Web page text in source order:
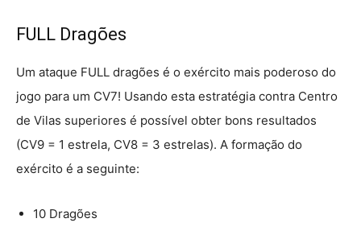
FULL Dragões
Um ataque FULL dragões é o exército mais poderoso do
jogo para um CV7! Usando esta estratégia contra Centro
de Vilas superiores é possível obter bons resultados
(CV9 = 1 estrela, CV8 = 3 estrelas). A formação do
exército é a seguinte:
10 Dragões